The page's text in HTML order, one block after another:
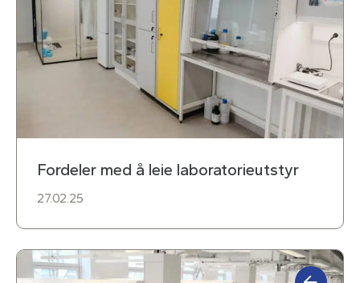
Fordeler med å leie laboratorieutstyr
27.02.25